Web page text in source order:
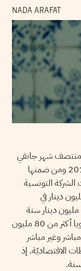
NADA ARAFAT
منتصف شهر جانفي
أرقام معاملات عدد من الشركات سنة 2018 ومن ضمنها
الشركة التونسية
والجعة سنة 2018 قرابة 650 مليون دينار في
حين بلغت إيرادات شركة كروم قرطاج 25 مليون دينار سنة
2018. وتعتبر هذه الصناعة التّي تدّر سنويا أكثر من 80 مليون
وغير مباشر
الاقتصاديّة. إذ